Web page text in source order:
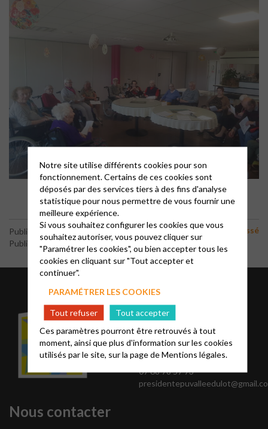
Publié le 29 mars 2026
Publié par le webmaster
Non classé
Nous contacter
Présidente
Jacqueline Hollaar-Jack
23 rue de la Fontaine du
Bourreau
47300 Pujols
07 68 78 57 73
Notre site utilise différents cookies pour son
fonctionnement. Certains de ces cookies sont
déposés par des services tiers à des fins d'analyse
statistique pour nous permettre de vous fournir une
meilleure expérience.
Si vous souhaitez configurer les cookies que vous
souhaitez autoriser, vous pouvez cliquer sur
"Paramétrer les cookies", ou bien accepter tous les
cookies en cliquant sur "Tout accepter et
continuer".
PARAMÉTRER LES COOKIES
Tout refuser
Tout accepter
Ces paramètres pourront être retrouvés à tout
moment, ainsi que plus d'information sur les cookies
utilisés par le site, sur la page deMentions légales.